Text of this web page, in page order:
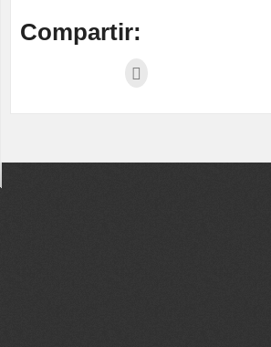
Compartir: